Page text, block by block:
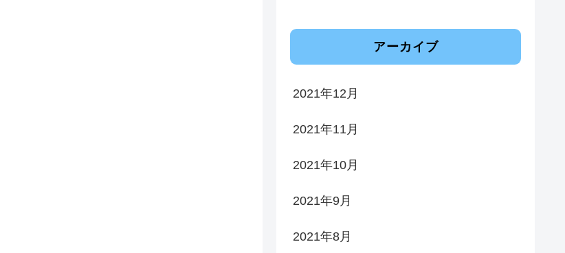
アーカイブ
2021年12月
2021年11月
2021年10月
2021年9月
2021年8月